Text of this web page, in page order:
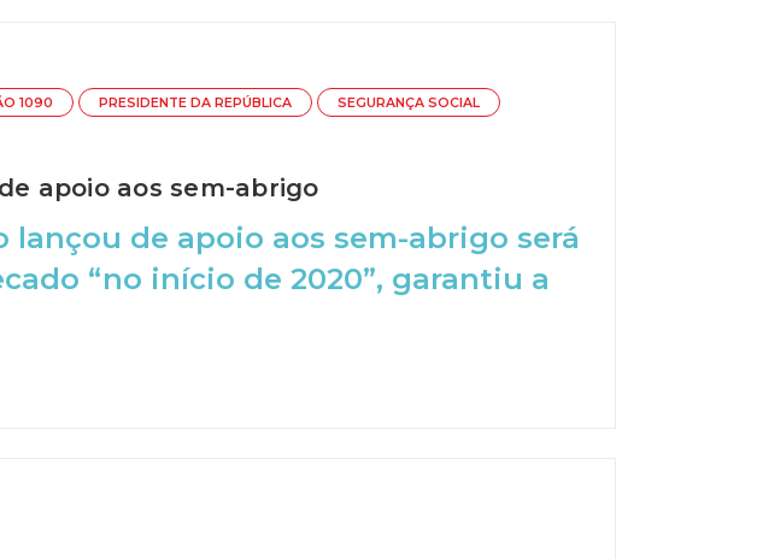
1090 PRESIDENTE DA REPÚBLICA SEGURANÇA SOCIAL
apoio aos sem-abrigo
lançou de apoio aos sem-abrigo será
“no início de 2020”, garantiu a